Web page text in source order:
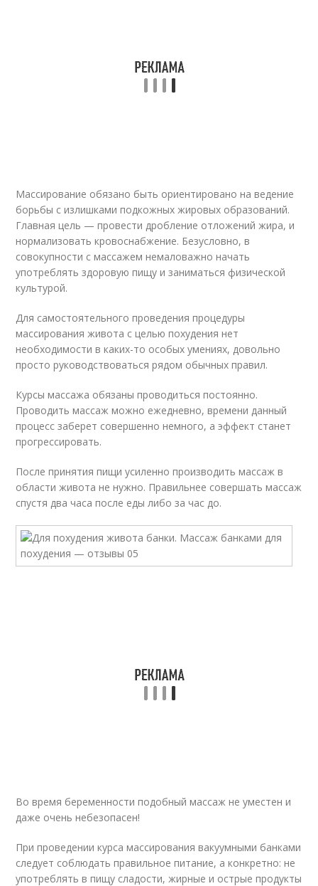
Массирование обязано быть ориентировано на ведение
борьбы с излишками подкожных жировых образований.
Главная цель — провести дробление отложений жира, и
нормализовать кровоснабжение. Безусловно, в
совокупности с массажем немаловажно начать
употреблять здоровую пищу и заниматься физической
культурой.
Для самостоятельного проведения процедуры
массирования живота с целью похудения нет
необходимости в каких-то особых умениях, довольно
просто руководствоваться рядом обычных правил.
Курсы массажа обязаны проводиться постоянно.
Проводить массаж можно ежедневно, времени данный
процесс заберет совершенно немного, а эффект станет
прогрессировать.
После принятия пищи усиленно производить массаж в
области живота не нужно. Правильнее совершать массаж
спустя два часа после еды либо за час до.
Во время беременности подобный массаж не уместен и
даже очень небезопасен!
При проведении курса массирования вакуумными банками
следует соблюдать правильное питание, а конкретно: не
употреблять в пищу сладости, жирные и острые продукты